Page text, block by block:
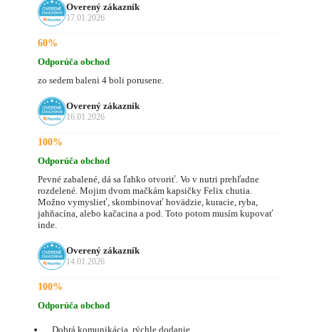
Overený zákazník
17.01.2026
60%
Odporúča obchod
zo sedem baleni 4 boli porusene.
Overený zákazník
16.01.2026
100%
Odporúča obchod
Pevné zabalené, dá sa ľahko otvoriť. Vo v nutri prehľadne
rozdelené. Mojim dvom mačkám kapsičky Felix chutia.
Možno vymyslieť, skombinovať hovädzie, kuracie, ryba,
jahňacína, alebo kačacina a pod. Toto potom musím kupovať
inde.
Overený zákazník
14.01.2026
100%
Odporúča obchod
Dobrá komunikácia, rýchle dodanie